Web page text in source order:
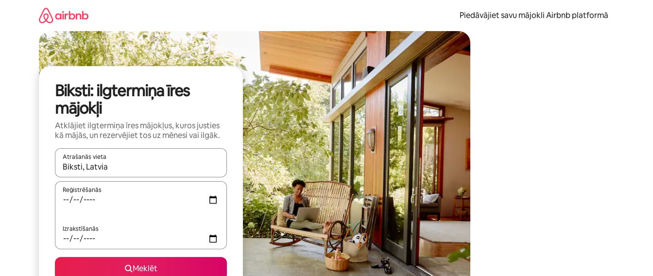
Piedāvājiet savu mājokli Airbnb platformā
Biksti: ilgtermiņa īres
mājokļi
Atklājiet ilgtermiņa īres mājokļus, kuros justies
kā mājās, un rezervējiet tos uz mēnesi vai ilgāk.
Atrašanās vieta
Kad rezultāti kļūs pieejami, izmantojiet bultiņu uz augšu un uz leju vai izpētiet tos, pieskaroties ekrānam vai pavelkot pa to ar pirkstu.
Reģistrēšanās
Izrakstīšanās
Meklēt